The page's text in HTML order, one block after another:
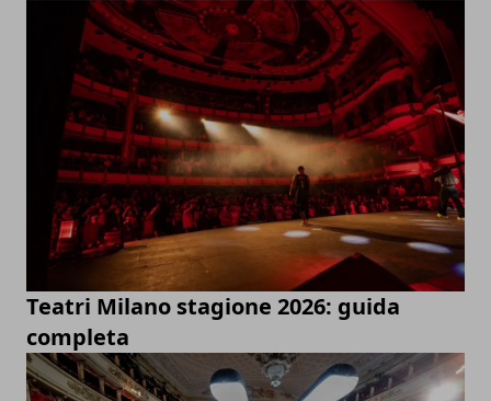
Teatri Milano stagione 2026: guida
completa